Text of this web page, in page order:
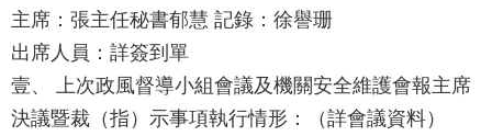
業
務
訊
主席：張主任秘書郁慧 記錄：徐譽珊
出席人員：詳簽到單
壹、 上次政風督導小組會議及機關安全維護會報主席
決議暨裁（指）示事項執行情形：（詳會議資料）